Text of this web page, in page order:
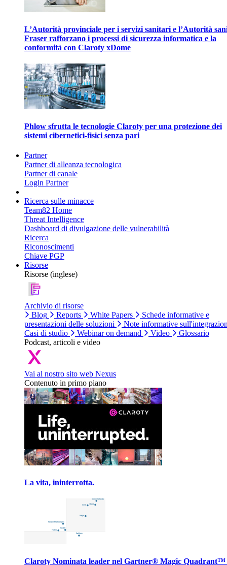
L’Autorità provinciale per i servizi sanitari e l’Autorità
Fraser rafforzano i processi di sicurezza informatica e la
conformità con Claroty xDome
Phlow sfrutta le tecnologie Claroty per una protezione dei
sistemi cibernetici-fisici senza pari
Partner
Partner di alleanza tecnologica
Partner di canale
Login Partner
Ricerca sulle minacce
Team82 Home
Threat Intelligence
Dashboard di divulgazione delle vulnerabilità
Ricerca
Riconoscimenti
Chiave PGP
Risorse
Risorse (inglese)
Archivio di risorse
Blog
Reports White Papers
Schede informative e
presentazioni delle soluzioni
Note informative
Casi di studio
Webinar on demand Video
Glossario
Podcast, articoli e video
Vai al nostro sito web Nexus
Contenuto in primo piano
La vita, ininterrotta.
Claroty Nominata leader nel Gartner® Magic Quadrant™